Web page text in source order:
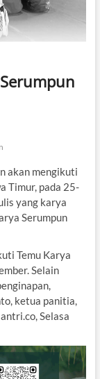
akan mengikuti
Timur, pada 25-
yang karya
Serumpun
Temu Karya
Selain
ketua panitia,
Selasa